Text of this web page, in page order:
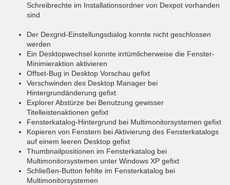
Schreibrechte im Installationsordner von Dexpot vorhanden
sind
Der Dexgrid-Einstellungsdialog konnte nicht geschlossen
werden
Ein Desktopwechsel konnte irrtümlicherweise die Fenster-
Minimieraktion aktivieren
Offset-Bug in Desktop Vorschau gefixt
Verschwinden des Desktop Manager bei
Hintergrundänderung gefixt
Explorer Abstürze bei Benutzung gewisser
Titelleistenaktionen gefixt
Fensterkatalog-Hintergrund bei Multimonitorsystemen gefixt
Kopieren von Fenstern bei Aktivierung des Fensterkatalogs
auf einem leeren Desktop gefixt
Thumbnailpositionen im Fensterkatalog bei
Multimonitorsystemen unter Windows XP gefixt
Schließen-Button fehlte im Fensterkatalog bei
Multimonitorsystemen